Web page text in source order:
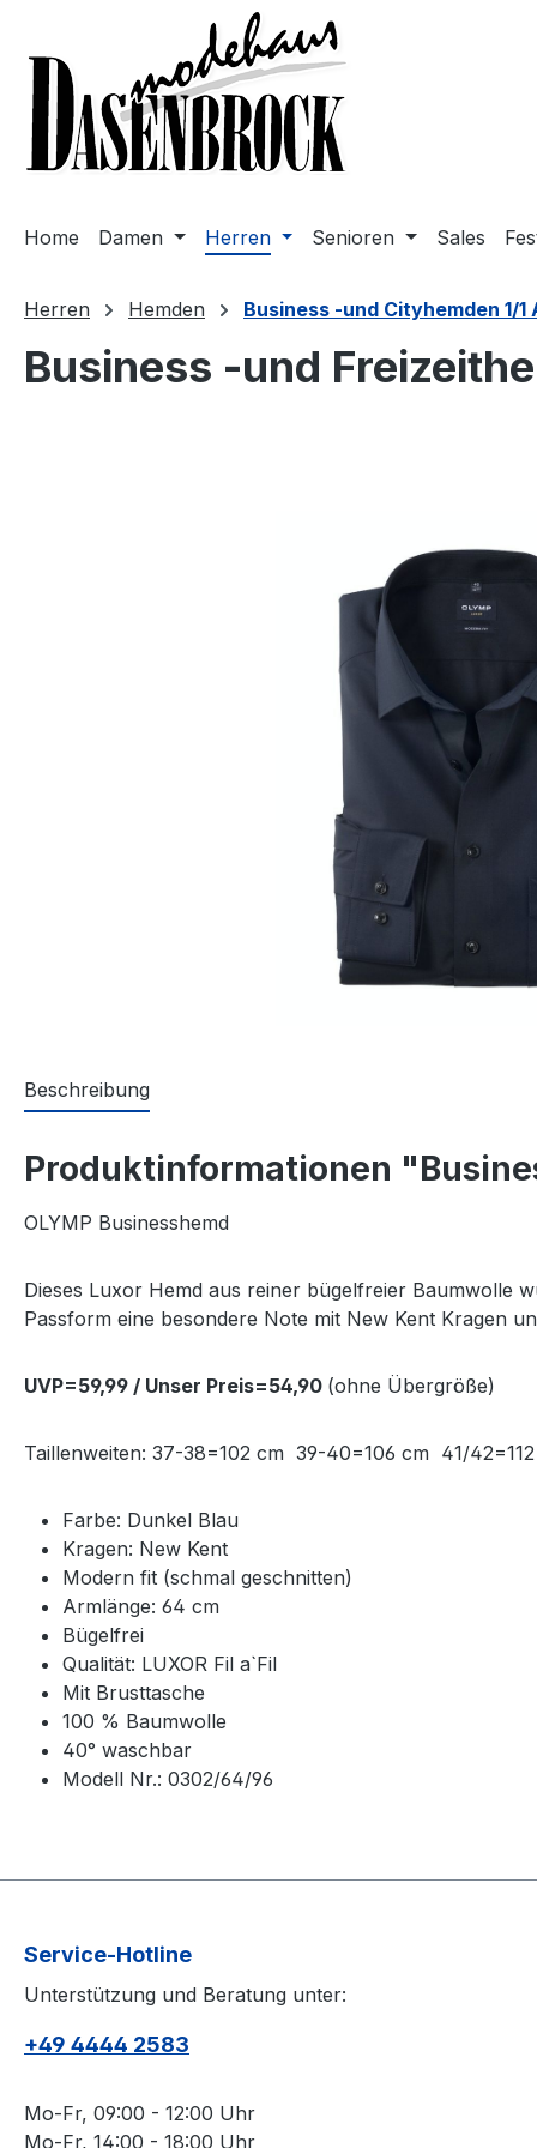
Hauptinhalt springen
Zur Hauptnavigation springen
Home Damen Herren Senioren Sales
Herren Hemden Business -und Cityhemden 1/1
Business -und
Beschreibung
Produktinformationen
OLYMP Businesshemd
Dieses Luxor Hemd aus reiner bügelfreier Baumwolle
Passform eine besondere Note mit New Kent Kragen
UVP=59,99 / Unser Preis=54,90 (ohne Übergröße)
Taillenweiten: 37-38=102 cm 39-40=106 cm 41/
Farbe: Dunkel Blau
Kragen: New Kent
Modern fit (schmal geschnitten)
Armlänge: 64 cm
Bügelfrei
Qualität: LUXOR Fil a`Fil
Mit Brusttasche
100 % Baumwolle
40° waschbar
Modell Nr.: 0302/64/96
Service-Hotline
Unterstützung und Beratung unter:
+49 4444 2583
Mo-Fr, 09:00 - 12:00 Uhr
Mo-Fr, 14:00 - 18:00 Uhr